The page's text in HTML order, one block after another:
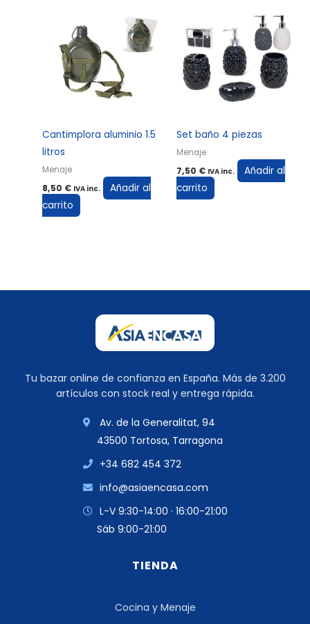
Cantimplora aluminio 1.5
litros
Menaje
8,50 € IVA inc.
Añadir al
carrito
Set baño 4 piezas
Menaje
7,50 € IVA inc.
Añadir al
carrito
Tu bazar online de confianza en España. Más de 3.200
artículos con stock real y entrega rápida.
Av. de la Generalitat, 94
43500 Tortosa, Tarragona
+34 682 454 372
info@asiaencasa.com
L-V 9:30-14:00 · 16:00-21:00
Sáb 9:00-21:00
TIENDA
Cocina y Menaje